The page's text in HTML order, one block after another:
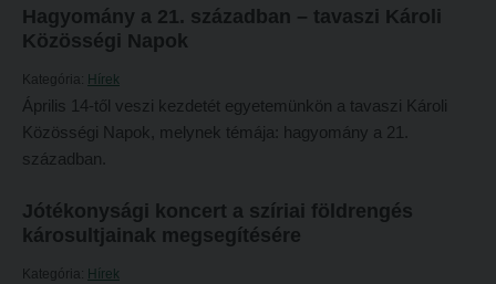
Nemzetközi mobilitás
Hasznos linkek
Református Pedagógiai Intézet
Képzéseink
Képzési helyszínek
Minőségbiztosítás
Szabályzatok
Rektori utasítások
Nemzetközi mobilitás
Hagyomány a 21. században – tavaszi Károli
Közösségi Napok
Kategória: Hírek
Április 14-től veszi kezdetét egyetemünkön a tavaszi Károli
Közösségi Napok, melynek témája: hagyomány a 21.
században.
Jótékonysági koncert a szíriai földrengés
károsultjainak megsegítésére
Kategória: Hírek